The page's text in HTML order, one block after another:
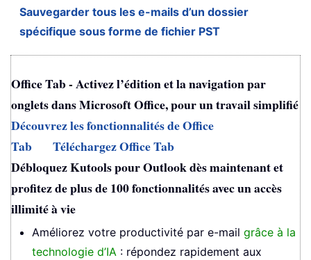
Sauvegarder tous les e-mails d’un dossier
spécifique sous forme de fichier PST
Office Tab - Activez l’édition et la navigation par
onglets dans Microsoft Office, pour un travail simplifié
Découvrez les fonctionnalités de Office
Tab
Téléchargez Office Tab
Débloquez Kutools pour Outlook dès maintenant et
profitez de plus de 100 fonctionnalités avec un accès
illimité à vie
Améliorez votre productivité par e-mail grâce à la
technologie d’IA : répondez rapidement aux